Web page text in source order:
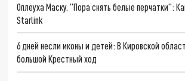
Оплеуха Маску. "Пора снять белые перчатки":
Starlink
6 дней несли иконы и детей: В Кировской
большой Крестный ход